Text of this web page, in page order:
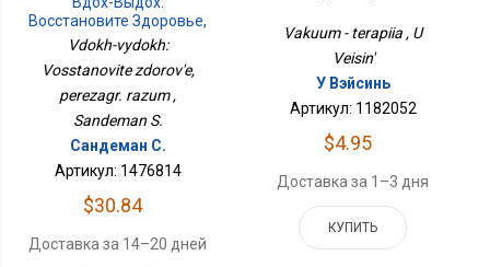
Восстановите Здоровье,
Перезагр. Разум
Vdokh-vydokh:
Vosstanovite zdorov'e,
perezagr. razum ,
Sandeman S.
Сандеман С.
Артикул: 1476814
$30.84
Доставка за 14–20 дней
Vakuum - terapiia , U
Veisin'
У Вэйсинь
Артикул: 1182052
$4.95
Доставка за 1–3 дня
КУПИТЬ